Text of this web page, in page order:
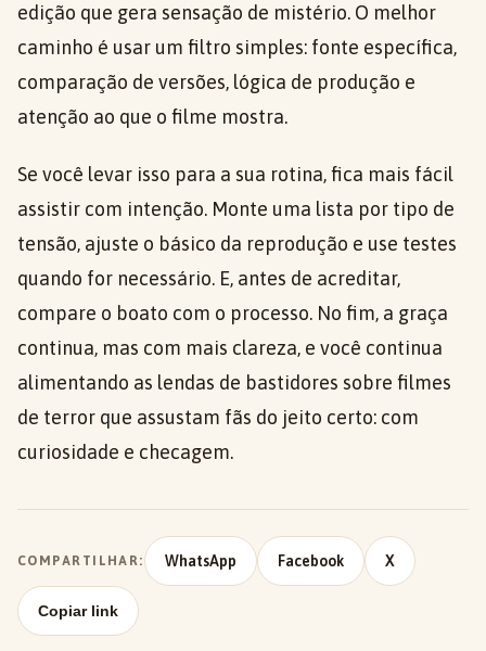
edição que gera sensação de mistério. O melhor
caminho é usar um filtro simples: fonte específica,
comparação de versões, lógica de produção e
atenção ao que o filme mostra.
Se você levar isso para a sua rotina, fica mais fácil
assistir com intenção. Monte uma lista por tipo de
tensão, ajuste o básico da reprodução e use testes
quando for necessário. E, antes de acreditar,
compare o boato com o processo. No fim, a graça
continua, mas com mais clareza, e você continua
alimentando as lendas de bastidores sobre filmes
de terror que assustam fãs do jeito certo: com
curiosidade e checagem.
COMPARTILHAR: WhatsApp Facebook X
Copiar link